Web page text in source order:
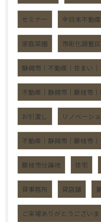
セミナー 全日本不動
家庭菜園 市街化調整
静岡市｜不動産｜住まい
不動産｜静岡市｜藤枝市
お引渡し リノベーシ
不動産｜静岡市｜藤枝市
藤枝市分譲地 住宅
貸事務所 貸店舗
ご来場ありがとうございま